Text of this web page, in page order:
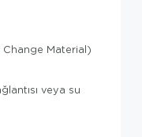
Change Material)
veya su